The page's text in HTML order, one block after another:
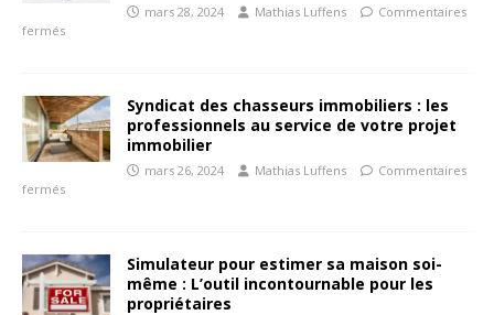
mars 28, 2024 Mathias Luffens
Commentaires
fermés
Syndicat des chasseurs immobiliers : les
professionnels au service de votre projet
immobilier
mars 26, 2024 Mathias Luffens
Commentaires
fermés
Simulateur pour estimer sa maison soi-
même : L’outil incontournable pour les
propriétaires